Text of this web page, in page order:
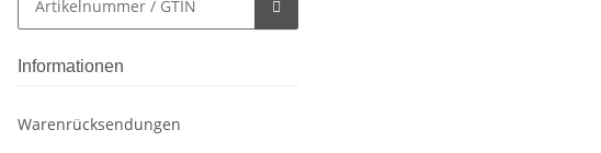
Informationen
Warenrücksendungen